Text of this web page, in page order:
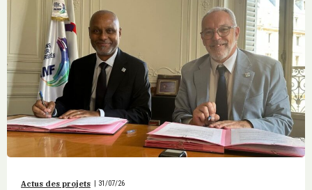
Actus des projets 31/07/26